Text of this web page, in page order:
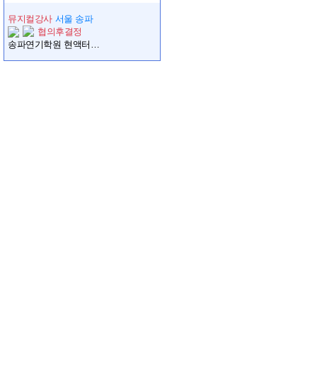
뮤지컬강사 서울 송파
협의후결정
송파연기학원 현액터스에서 뮤지컬강사님모십니다!